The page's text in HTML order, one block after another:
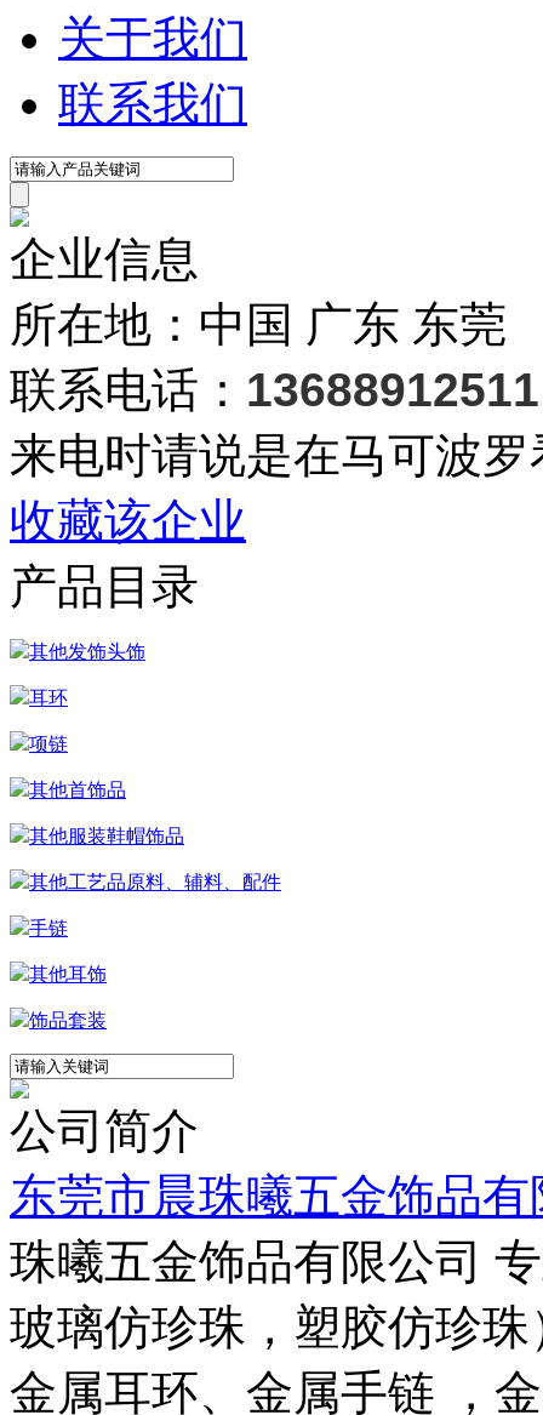
关于我们
联系我们
企业信息
所在地：中国 广东 东莞
联系电话： 13688912511
来电时请说是在马可波
收藏该企业
产品目录
其他发饰头饰
耳环
项链
其他首饰品
其他服装鞋帽饰品
其他工艺品原料、辅料、配件
手链
其他耳饰
饰品套装
公司简介
东莞市晨珠曦五金饰品有
珠曦五金饰品有限公司
玻璃仿珍珠，塑胶仿珍
金属耳环、金属手链 ，